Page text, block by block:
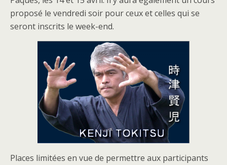
proposé le vendredi soir pour ceux et celles qui se
seront inscrits le week-end.
Places limitées en vue de permettre aux participants